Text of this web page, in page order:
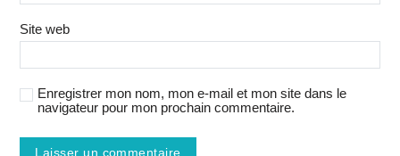
Site web
Enregistrer mon nom, mon e-mail et mon site dans le
navigateur pour mon prochain commentaire.